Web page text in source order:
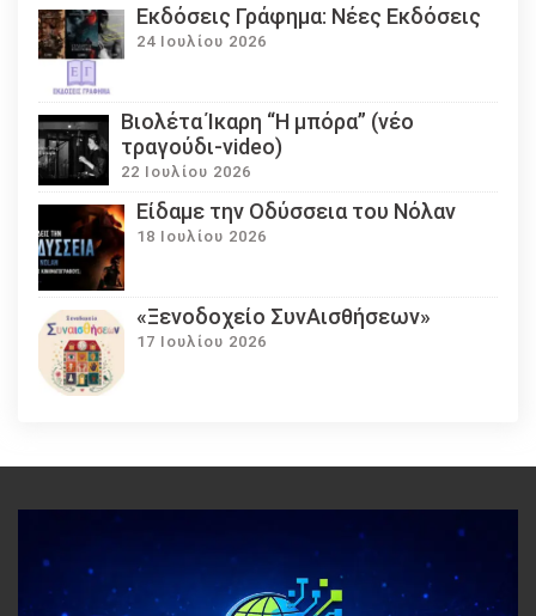
Εκδόσεις Γράφημα: Νέες Εκδόσεις
24 Ιουλίου 2026
Βιολέτα Ίκαρη “Η μπόρα” (νέο
τραγούδι-video)
22 Ιουλίου 2026
Eίδαμε την Οδύσσεια του Νόλαν
18 Ιουλίου 2026
«Ξενοδοχείο ΣυνΑισθήσεων»
17 Ιουλίου 2026